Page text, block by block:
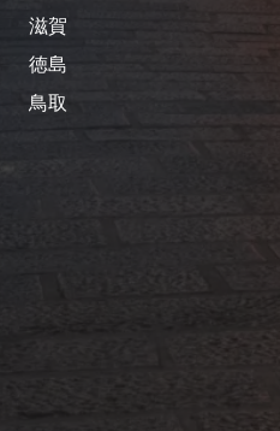
滋賀
徳島
鳥取